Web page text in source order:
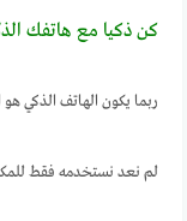
كن ذكيا مع هاتفك
ربما يكون الهاتف الذكي
لم نعد نستخدمه فقط